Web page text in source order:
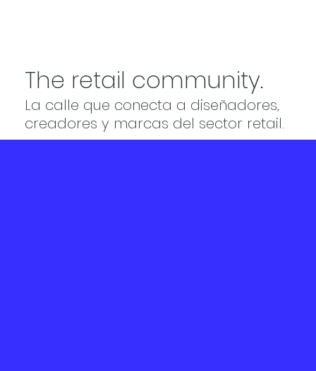
The retail community.
La calle que conecta a diseñadores,
creadores y marcas del sector retail.